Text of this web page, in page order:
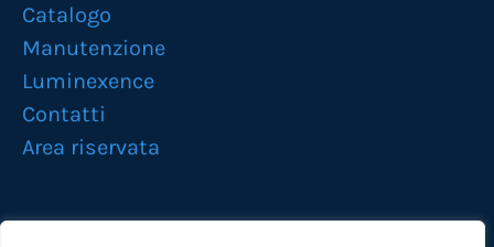
Catalogo
Manutenzione
Luminexence
Contatti
Area riservata